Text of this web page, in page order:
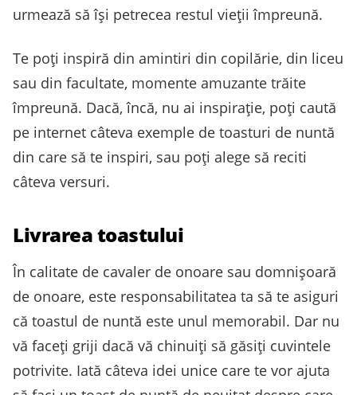
urmează să își petrecea restul vieții împreună.
Te poți inspiră din amintiri din copilărie, din liceu
sau din facultate, momente amuzante trăite
împreună. Dacă, încă, nu ai inspirație, poți caută
pe internet câteva exemple de toasturi de nuntă
din care să te inspiri, sau poți alege să reciti
câteva versuri.
Livrarea toastului
În calitate de cavaler de onoare sau domnișoară
de onoare, este responsabilitatea ta să te asiguri
că toastul de nuntă este unul memorabil. Dar nu
vă faceți griji dacă vă chinuiți să găsiți cuvintele
potrivite. Iată câteva idei unice care te vor ajuta